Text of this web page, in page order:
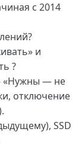
с 2014
и
?
«Нужны — не
отключение
SSD